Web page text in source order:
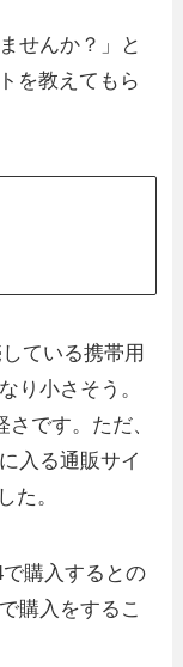
せんか？」と
を教えてもら
ている携帯用
り小さそう。
です。ただ、
入る通販サイ
た。
購入するとの
購入をするこ